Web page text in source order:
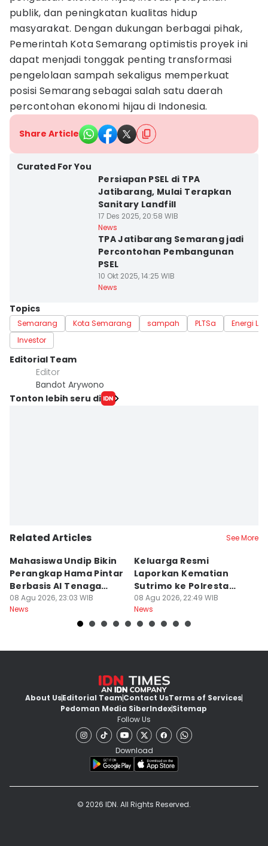
publik, dan peningkatan kualitas hidup
masyarakat. Dengan dukungan berbagai pihak,
Pemerintah Kota Semarang optimistis proyek ini
dapat menjadi tonggak penting transformasi
pengelolaan sampah sekaligus memperkuat
posisi Semarang sebagai salah satu daerah
percontohan ekonomi hijau di Indonesia.
Share Article
Curated For You
Persiapan PSEL di TPA
Jatibarang, Mulai Terapkan
Sanitary Landfill
17 Des 2025, 20:58 WIB
News
TPA Jatibarang Semarang jadi
Percontohan Pembangunan
PSEL
10 Okt 2025, 14:25 WIB
News
Topics
Semarang Kota Semarang sampah PLTSa
Energi
Investor
Editorial Team
Editor
Bandot Arywono
Tonton lebih seru di
Related Articles See More
Mahasiswa Undip Bikin
Perangkap Hama Pintar
Berbasis AI Tenaga
Surya
08 Agu 2026, 23:03 WIB
News
Keluarga Resmi
Laporkan Kematian
Sutrimo ke Polresta
Banyumas
08 Agu 2026, 22:49 WIB
News
About UsEditorial TeamContact UsTerms of Services
Pedoman Media SiberIndexSitemap
Follow Us
Download
© 2026 IDN. All Rights Reserved.